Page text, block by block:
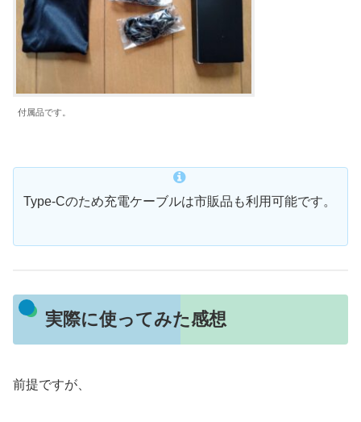
付属品です。
Type-Cのため充電ケーブルは市販品も利用可能です。
実際に使ってみた感想
前提ですが、